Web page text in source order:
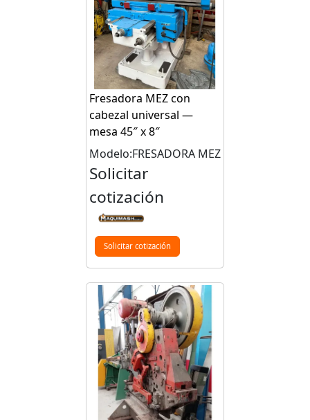
Fresadora MEZ con
cabezal universal —
mesa 45″ x 8″
Modelo:FRESADORA MEZ
Solicitar
cotización
Solicitar cotización